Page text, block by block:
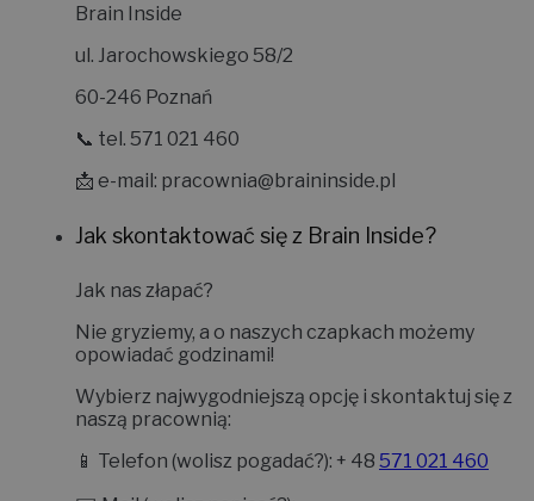
Brain Inside
ul. Jarochowskiego 58/2
60-246 Poznań
📞 tel. 571 021 460
📩 e-mail: pracownia@braininside.pl
Jak skontaktować się z Brain Inside?
Jak nas złapać?
Nie gryziemy, a o naszych czapkach możemy
opowiadać godzinami!
Wybierz najwygodniejszą opcję i skontaktuj się z
naszą pracownią:
📱 Telefon (wolisz pogadać?): + 48 571 021 460